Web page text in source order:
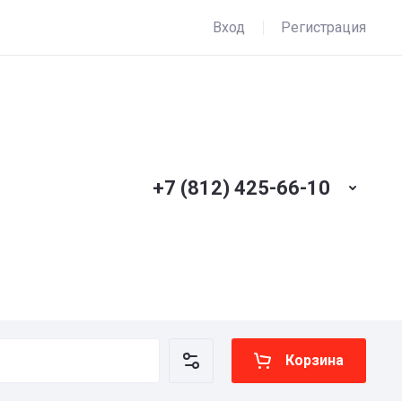
Вход Регистрация
+7 (812) 425-66-10
Корзина